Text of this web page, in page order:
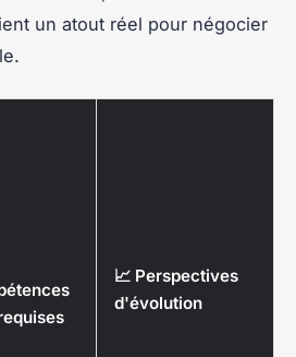
un atout réel pour négocier
📈 Perspectives
d'évolution